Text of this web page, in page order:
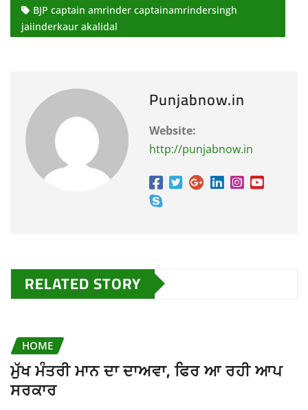
BJP captain amrinder captainamrindersingh
jaiinderkaur akalidal
Punjabnow.in
Website:
http://punjabnow.in
RELATED STORY
HOME
ਮੁੱਖ ਮੰਤਰੀ ਮਾਨ ਦਾ ਦਾਅਵਾ, ਫਿਰ ਆ ਰਹੀ ਆਪ
ਸਰਕਾਰ